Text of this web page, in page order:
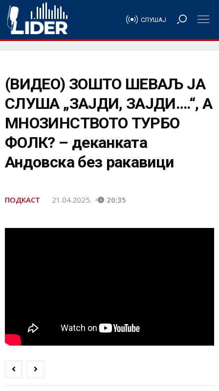
СЛУШАЈ
(ВИДЕО) ЗОШТО ШЕВАЉ ЈА
СЛУША „ЗАЈДИ, ЗАЈДИ….“, А
МНОЗИНСТВОТО ТУРБО
ФОЛК? – деканката
Андовска без ракавици
ПОДКАСТ 21.04.2025. 20:35